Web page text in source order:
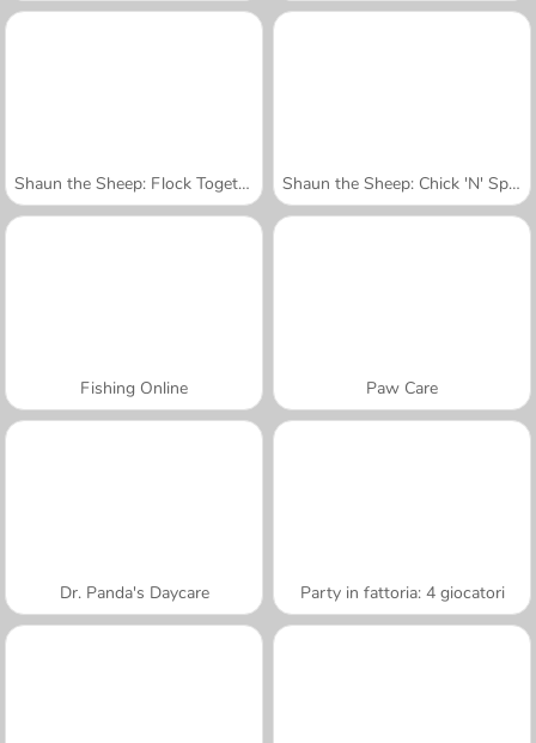
Shaun the Sheep: Flock Together Shaun the Sheep: Chick 'N' Spoon
Fishing Online Paw Care
Dr. Panda's Daycare Party in fattoria: 4 giocatori